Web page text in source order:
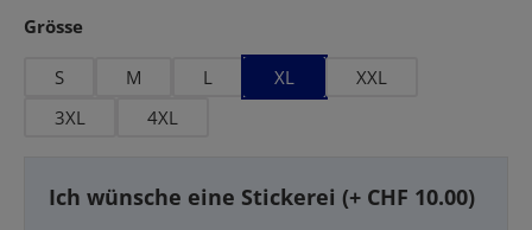
Grösse
S M L XL
XXL
3XL
4XL
Ich wünsche eine Stickerei (+ CHF 10.00)